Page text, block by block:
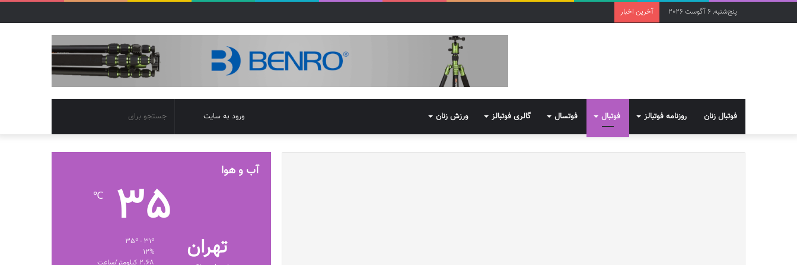
پنج‌شنبه, 6 آگوست 2026 آخرین اخبار
فوتبال زنان روزنامه فوتبالز فوتبال فوتسال گالری فوتبالز ورزش زنان
برای
تغییر
پوسته
ورود به سایت
آب و هوا
تهران
35
℃
35º - 31º
12%
2.68 کیلومتر/ساعت